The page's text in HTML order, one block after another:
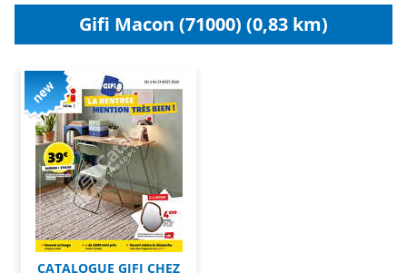
Gifi Macon (71000) (0,83 km)
CATALOGUE GIFI CHEZ